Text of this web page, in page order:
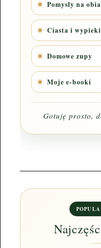
Pomysły na
Ciasta i wypieki
Domowe zupy
Moje e-booki
Gotuję prosto,